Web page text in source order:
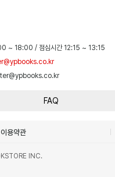
~ 18:00 / 점심시간 12:15 ~ 13:15
FAQ
이용약관
INC.